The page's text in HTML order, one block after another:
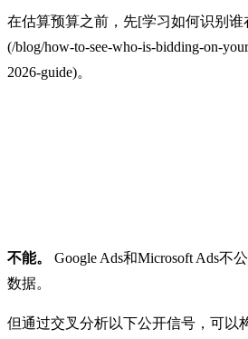
在估算预算之前，先[学习如何识别
(/blog/how-to-see-who-is-bidding-on-
2026-guide)。
不能。
Google Ads和Microsoft Ads不
数据。
但通过交叉分析以下公开信号，可以